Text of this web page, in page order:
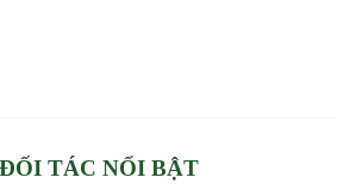
TÁC NỔI BẬT